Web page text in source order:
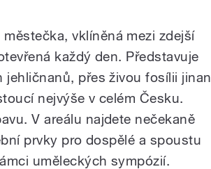
vklíněná mezi zdejší
každý den. Představuje
přes živou fosílii jinan
nejvýše v celém Česku.
V areálu najdete nečekaně
prvky pro dospělé a spoustu
uměleckých sympózií.